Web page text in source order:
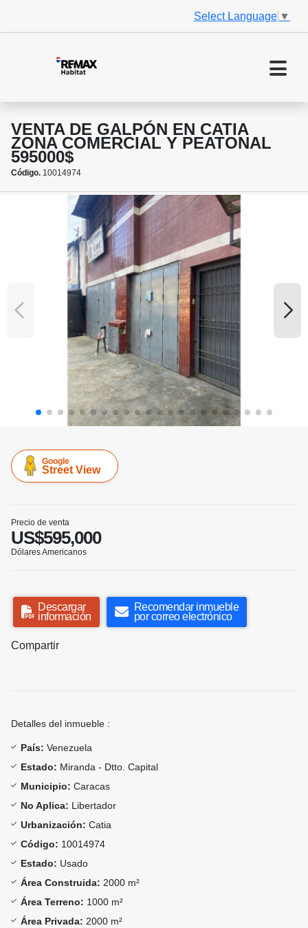
Select Language ▼
VENTA DE GALPÓN EN CATIA
ZONA COMERCIAL Y PEATONAL
595000$
Código. 10014974
Google
Street View
Precio de venta
US$595,000
Dólares Americanos
Descargar
información
Recomendar inmueble
por correo electrónico
Compartir
Detalles del inmueble :
País: Venezuela
Estado: Miranda - Dtto. Capital
Municipio: Caracas
No Aplica: Libertador
Urbanización: Catia
Código: 10014974
Estado: Usado
Área Construida: 2000 m²
Área Terreno: 1000 m²
Área Privada: 2000 m²